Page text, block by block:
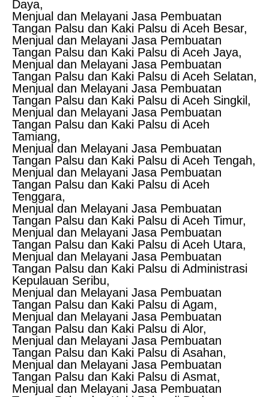
Daya,
Menjual dan Melayani Jasa Pembuatan
Tangan Palsu dan Kaki Palsu di Aceh Besar,
Menjual dan Melayani Jasa Pembuatan
Tangan Palsu dan Kaki Palsu di Aceh Jaya,
Menjual dan Melayani Jasa Pembuatan
Tangan Palsu dan Kaki Palsu di Aceh Selatan,
Menjual dan Melayani Jasa Pembuatan
Tangan Palsu dan Kaki Palsu di Aceh Singkil,
Menjual dan Melayani Jasa Pembuatan
Tangan Palsu dan Kaki Palsu di Aceh
Tamiang,
Menjual dan Melayani Jasa Pembuatan
Tangan Palsu dan Kaki Palsu di Aceh Tengah,
Menjual dan Melayani Jasa Pembuatan
Tangan Palsu dan Kaki Palsu di Aceh
Tenggara,
Menjual dan Melayani Jasa Pembuatan
Tangan Palsu dan Kaki Palsu di Aceh Timur,
Menjual dan Melayani Jasa Pembuatan
Tangan Palsu dan Kaki Palsu di Aceh Utara,
Menjual dan Melayani Jasa Pembuatan
Tangan Palsu dan Kaki Palsu di Administrasi
Kepulauan Seribu,
Menjual dan Melayani Jasa Pembuatan
Tangan Palsu dan Kaki Palsu di Agam,
Menjual dan Melayani Jasa Pembuatan
Tangan Palsu dan Kaki Palsu di Alor,
Menjual dan Melayani Jasa Pembuatan
Tangan Palsu dan Kaki Palsu di Asahan,
Menjual dan Melayani Jasa Pembuatan
Tangan Palsu dan Kaki Palsu di Asmat,
Menjual dan Melayani Jasa Pembuatan